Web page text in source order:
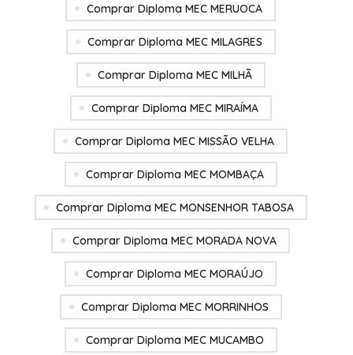
Comprar Diploma MEC MERUOCA
Comprar Diploma MEC MILAGRES
Comprar Diploma MEC MILHÃ
Comprar Diploma MEC MIRAÍMA
Comprar Diploma MEC MISSÃO VELHA
Comprar Diploma MEC MOMBAÇA
Comprar Diploma MEC MONSENHOR TABOSA
Comprar Diploma MEC MORADA NOVA
Comprar Diploma MEC MORAÚJO
Comprar Diploma MEC MORRINHOS
Comprar Diploma MEC MUCAMBO